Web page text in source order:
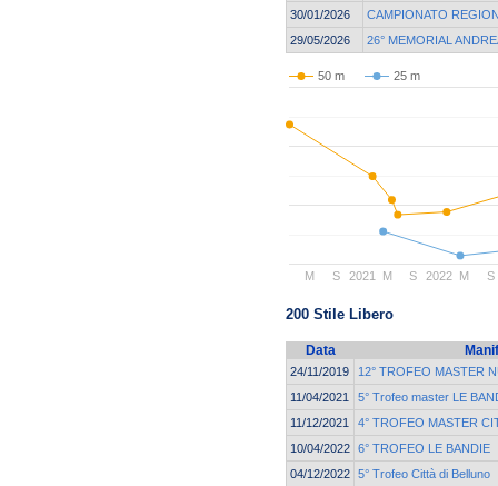
30/01/2026
CAMPIONATO
29/05/2026
26° MEMORIAL
50 m 25 m
2021 2022
M S M S M S
200 Stile Libero
Data
24/11/2019
12° TROFEO MASTER
11/04/2021
5° Trofeo master LE
11/12/2021
4° TROFEO MASTER
10/04/2022 6° TROFEO LE BANDIE
04/12/2022 5° Trofeo Città di Belluno